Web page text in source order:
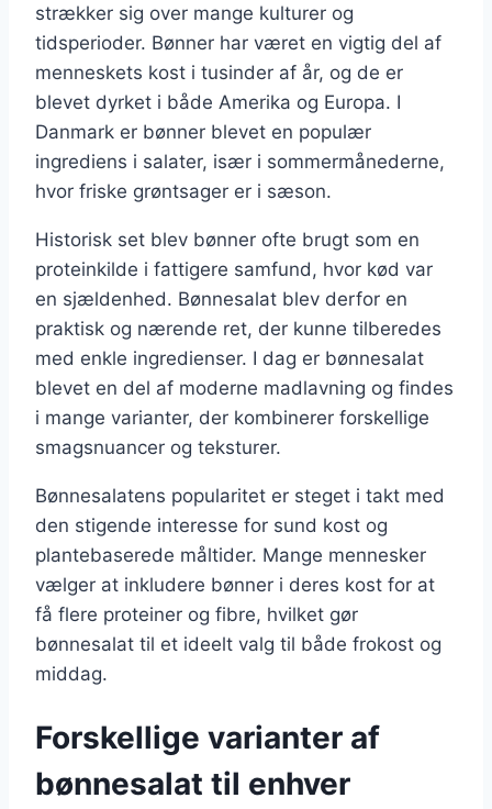
strækker sig over mange kulturer og
tidsperioder. Bønner har været en vigtig del af
menneskets kost i tusinder af år, og de er
blevet dyrket i både Amerika og Europa. I
Danmark er bønner blevet en populær
ingrediens i salater, især i sommermånederne,
hvor friske grøntsager er i sæson.
Historisk set blev bønner ofte brugt som en
proteinkilde i fattigere samfund, hvor kød var
en sjældenhed. Bønnesalat blev derfor en
praktisk og nærende ret, der kunne tilberedes
med enkle ingredienser. I dag er bønnesalat
blevet en del af moderne madlavning og findes
i mange varianter, der kombinerer forskellige
smagsnuancer og teksturer.
Bønnesalatens popularitet er steget i takt med
den stigende interesse for sund kost og
plantebaserede måltider. Mange mennesker
vælger at inkludere bønner i deres kost for at
få flere proteiner og fibre, hvilket gør
bønnesalat til et ideelt valg til både frokost og
middag.
Forskellige varianter af
bønnesalat til enhver